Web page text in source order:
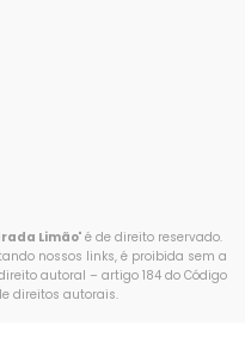
Limão" é de direito reservado.
nossos links, é proibida sem a
autoral – artigo 184 do Código
direitos autorais.